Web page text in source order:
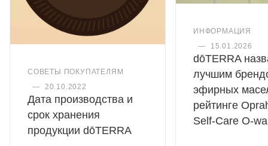
СОВЕТЫ ПОКУПАТЕЛЯМ
—
20.10.2022
Дата производства и
срок хранения
продукции dōTERRA
ИНФОРМАЦИЯ
—
15.01.2026
dōTERRA
лучшим
эфирных
рейтинге
Self-Care O-